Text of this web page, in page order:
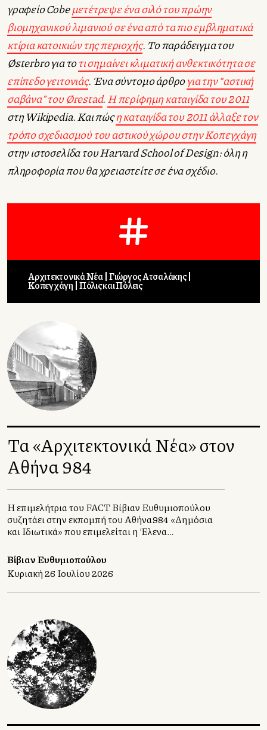
γραφείο Cobeμετέτρεψε ένα σιλό του πρώην
βιομηχανικού λιμανιού σε ένα από τα πιο εμβληματικά
κτίρια κατοικιών της περιοχής. Το παράδειγμα του
Østerbro για τοτι σημαίνει κλιματική ανθεκτικότητα σε
επίπεδο γειτονιάς. Ένα σύντομο άρθρογια την “αστική
σαβάνα” τουØrestad.Η περίφημη καταιγίδα του 2011
στη Wikipedia. Και πώςη καταιγίδα του 2011 άλλαξε τον
τρόπο σχεδιασμού του αστικού χώρου στην Κοπεγχάγη
στην ιστοσελίδα του Harvard School of Design: όλη η
πληροφορία που θα χρειαστείτε σε ένα σχέδιο.
Αρχιτεκτονικά Νέα Γιώργος Ατσαλάκης
Κοπεγχάγη Πόλις και Πόλεις
Τα «Αρχιτεκτονικά Νέα» στον
Αθήνα 984
Η επιμελήτρια του FACT Βίβιαν Ευθυμιοπούλου
συζητάει στην εκπομπή του Αθήνα984 «Δημόσια
και Ιδιωτικά» που επιμελείται η Έλενα
Χριστοφιλοπούλου και Γιώργο Ατσαλάκη.
Βίβιαν Ευθυμιοπούλου
Κυριακή 26 Ιουλίου 2026